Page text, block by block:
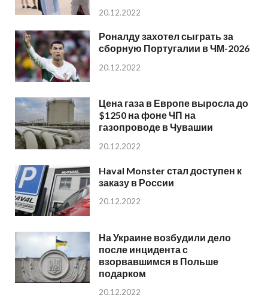
20.12.2022
Роналду захотел сыграть за
сборную Португалии в ЧМ-2026
20.12.2022
Цена газа в Европе выросла до
$1250 на фоне ЧП на
газопроводе в Чувашии
20.12.2022
Haval Monster стал доступен к
заказу в России
20.12.2022
На Украине возбудили дело
после инцидента с
взорвавшимся в Польше
подарком
20.12.2022